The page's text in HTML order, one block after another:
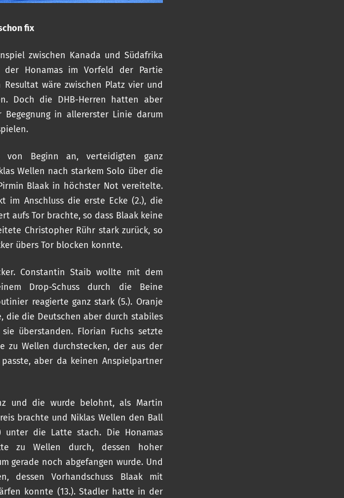
fix
zwischen Kanada und Südafrika
der Honamas im Vorfeld der Partie
wäre zwischen Platz vier und
Doch die DHB-Herren hatten aber
in allererster Linie darum
von Beginn an, verteidigten ganz
Wellen nach starkem Solo über die
Blaak in höchster Not vereitelte.
im Anschluss die erste Ecke (2.), die
aufs Tor brachte, so dass Blaak keine
Christopher Rühr stark zurück, so
übers Tor blocken konnte.
Constantin Staib wollte mit dem
Drop-Schuss durch die Beine
reagierte ganz stark (5.). Oranje
die die Deutschen aber durch stabiles
überstanden. Florian Fuchs setzte
zu Wellen durchstecken, der aus der
aber da keinen Anspielpartner
und die wurde belohnt, als Martin
brachte und Niklas Wellen den Ball
unter die Latte stach. Die Honamas
zu Wellen durch, dessen hoher
gerade noch abgefangen wurde. Und
dessen Vorhandschuss Blaak mit
konnte (13.). Stadler hatte in der